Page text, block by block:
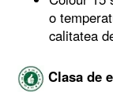
o
calitatea
Clasa de